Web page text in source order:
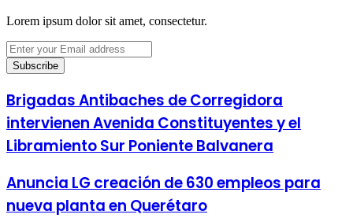
Lorem ipsum dolor sit amet, consectetur.
Enter
your
Email
Brigadas Antibaches de Corregidora
intervienen Avenida Constituyentes y el
Libramiento Sur Poniente Balvanera
Anuncia LG creación de 630 empleos para
nueva planta en Querétaro